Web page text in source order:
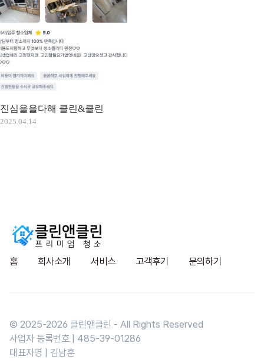
진심을을다해 클린&클린
2025.04.14
홈 회사소개 서비스 고객후기 문의하기
© 2025-2026 클린앤클린 - All Rights Reserved
사업자 등록번호 | 485-39-01286
대표자명 | 김남훈